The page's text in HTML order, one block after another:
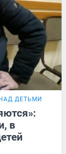
ДЕТЬМИ
в